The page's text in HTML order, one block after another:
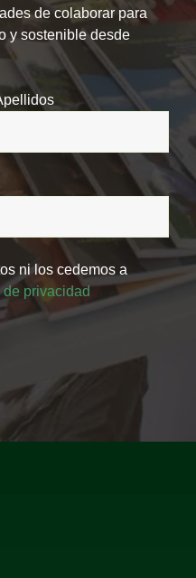
de colaborar para
y sostenible desde
ni los cedemos a
privacidad